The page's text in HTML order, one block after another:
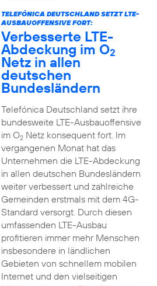
TELEFÓNICA DEUTSCHLAND SETZT LTE-
AUSBAUOFFENSIVE FORT:
Verbesserte LTE-
Abdeckung im O2
Netz in allen
deutschen
Bundesländern
Telefónica Deutschland setzt ihre
bundesweite LTE-Ausbauoffensive
im O2Netz konsequent fort. Im
vergangenen Monat hat das
Unternehmen die LTE-Abdeckung
in allen deutschen Bundesländern
weiter verbessert und zahlreiche
Gemeinden erstmals mit dem 4G-
Standard versorgt. Durch diesen
umfassenden LTE-Ausbau
profitieren immer mehr Menschen
insbesondere in ländlichen
Gebieten von schnellem mobilen
Internet und den vielseitigen